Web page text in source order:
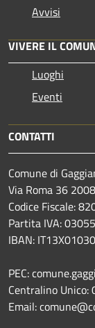
Avvisi
VIVERE IL
Luoghi
Eventi
CONTATTI
Comune di
Via Roma 36
Codice Fiscale:
Partita IVA:
IBAN:
PEC:
Centralino Unico:
Email: